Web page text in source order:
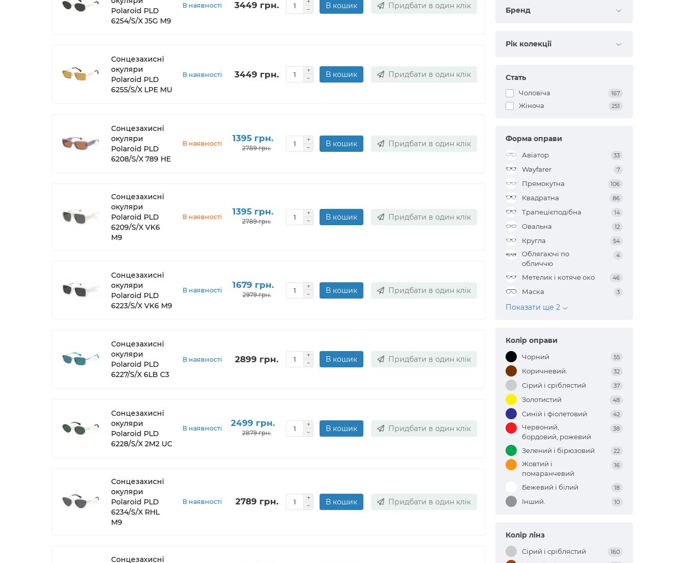
Polaroid PLD
6254/S/X J5G M9
В наявності 3449 грн. В кошик Придбати в один клік
Сонцезахисні
окуляри
Polaroid PLD
6255/S/X LPE MU
В наявності 3449 грн. В кошик Придбати в один клік
Сонцезахисні
окуляри
Polaroid PLD
6208/S/X 789 HE
В наявності
1395 грн.
2789 грн. В кошик Придбати в один клік
Сонцезахисні
окуляри
Polaroid PLD
6209/S/X VK6
M9
В наявності
1395 грн.
2789 грн. В кошик Придбати в один клік
Сонцезахисні
окуляри
Polaroid PLD
6223/S/X VK6 M9
В наявності
1679 грн.
2979 грн. В кошик Придбати в один клік
Сонцезахисні
окуляри
Polaroid PLD
6227/S/X 6LB C3
В наявності 2899 грн. В кошик Придбати в один клік
Сонцезахисні
окуляри
Polaroid PLD
6228/S/X 2M2 UC
В наявності
2499 грн.
2879 грн. В кошик Придбати в один клік
Сонцезахисні
окуляри
Polaroid PLD
6234/S/X RHL
M9
В наявності 2789 грн. В кошик Придбати в один клік
Сонцезахисні
Бренд
Рік колекції
Стать
Чоловіча 167
Жіноча 251
Форма оправи
Авіатор 33
Wayfarer 7
Прямокутна 106
Квадратна 86
Трапецієподібна 14
Овальна 12
Кругла 54
Облягаючі по
обличчю
4
Метелик і котяче око 46
Маска 3
Показати ще 2
Колір оправи
Чорний 55
Коричневий. 32
Сірий і сріблястий 37
Золотистий 48
Синій і фіолетовий 42
Червоний,
бордовий, рожевий
38
Зелений і бірюзовий 22
Жовтий і
помаранчевий
16
Бежевий і білий 18
Інший. 10
Колір лінз
Сірий і сріблястий 160